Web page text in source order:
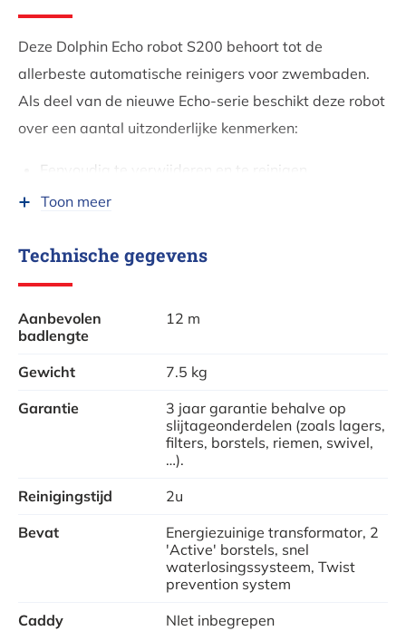
Deze Dolphin Echo robot S200 behoort tot de
allerbeste automatische reinigers voor zwembaden.
Als deel van de nieuwe Echo-serie beschikt deze robot
over een aantal uitzonderlijke kenmerken:
Eenvoudig te verwijderen en te reinigen
filtermandje
draaien om zo nog kleinere vervuiling te filteren
Lichtgewicht van slechts 7.5kg : ergonomisch en
Snelle waterlosing
Toon meer
Technische gegevens
Aanbevolen
badlengte
12 m
Gewicht
7.5 kg
Garantie
3 jaar garantie behalve op
slijtageonderdelen (zoals lagers,
filters, borstels, riemen, swivel,
…).
Reinigingstijd
2u
Bevat
Energiezuinige transformator, 2
'Active' borstels, snel
waterlosingssysteem, Twist
prevention system
Caddy
NIet inbegrepen